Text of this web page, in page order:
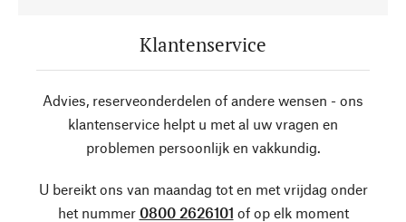
Klantenservice
Advies, reserveonderdelen of andere wensen - ons
klantenservice helpt u met al uw vragen en
problemen persoonlijk en vakkundig.
U bereikt ons van maandag tot en met vrijdag onder
het nummer 0800 2626101 of op elk moment